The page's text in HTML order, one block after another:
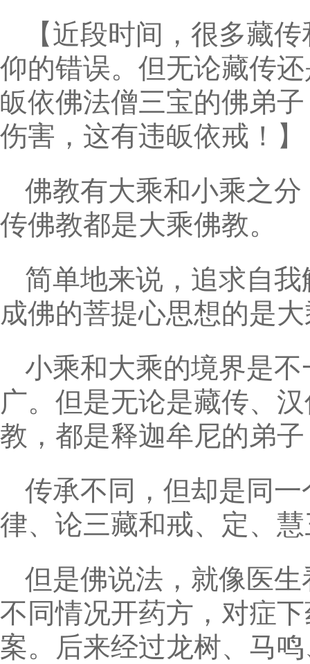
【近段时间，很多藏
仰的错误。但无论藏传
皈依佛法僧三宝的佛弟
伤害，这有违皈依戒！】
佛教有大乘和小乘之
传佛教都是大乘佛教。
简单地来说，追求自
成佛的菩提心思想的是
小乘和大乘的境界是
广。但是无论是藏传、
教，都是释迦牟尼的弟
传承不同，但却是同
律、论三藏和戒、定、
但是佛说法，就像医
不同情况开药方，对症
案。后来经过龙树、马